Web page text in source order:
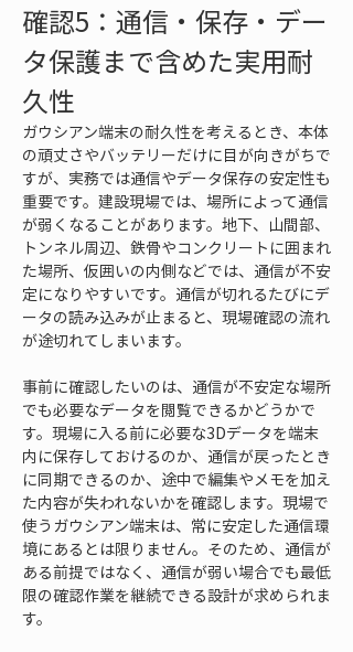
確認5：通信・保存・デー
タ保護まで含めた実用耐
久性
ガウシアン端末の耐久性を考えるとき、本体
の頑丈さやバッテリーだけに目が向きがちで
すが、実務では通信やデータ保存の安定性も
重要です。建設現場では、場所によって通信
が弱くなることがあります。地下、山間部、
トンネル周辺、鉄骨やコンクリートに囲まれ
た場所、仮囲いの内側などでは、通信が不安
定になりやすいです。通信が切れるたびにデ
ータの読み込みが止まると、現場確認の流れ
が途切れてしまいます。
事前に確認したいのは、通信が不安定な場所
でも必要なデータを閲覧できるかどうかで
す。現場に入る前に必要な3Dデータを端末
内に保存しておけるのか、通信が戻ったとき
に同期できるのか、途中で編集やメモを加え
た内容が失われないかを確認します。現場で
使うガウシアン端末は、常に安定した通信環
境にあるとは限りません。そのため、通信が
ある前提ではなく、通信が弱い場合でも最低
限の確認作業を継続できる設計が求められま
す。